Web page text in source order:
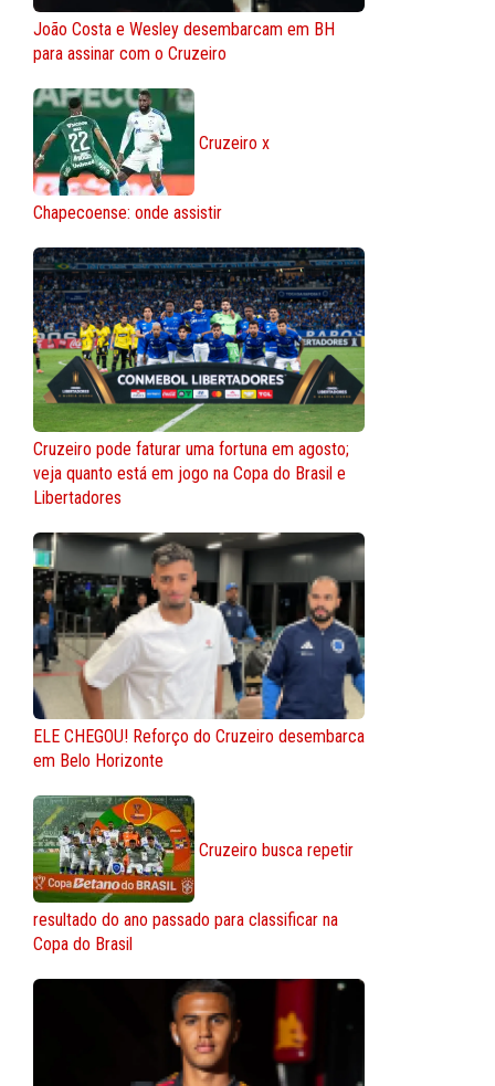
João Costa e Wesley desembarcam em BH
para assinar com o Cruzeiro
Cruzeiro x
Chapecoense: onde assistir
Cruzeiro pode faturar uma fortuna em agosto;
veja quanto está em jogo na Copa do Brasil e
Libertadores
ELE CHEGOU! Reforço do Cruzeiro desembarca
em Belo Horizonte
Cruzeiro busca repetir
resultado do ano passado para classificar na
Copa do Brasil